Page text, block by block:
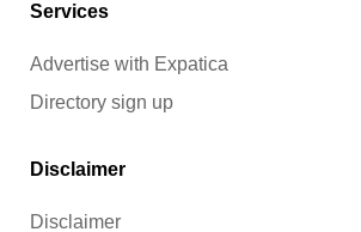
Services
Advertise with Expatica
Directory sign up
Disclaimer
Disclaimer